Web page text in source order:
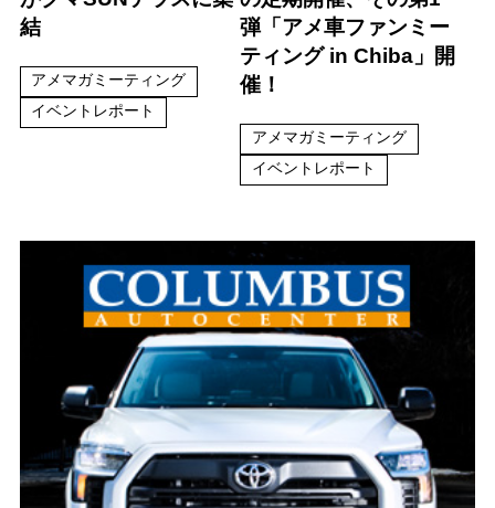
結
アメマガミーティング
イベントレポート
弾「アメ車ファンミー
ティング in Chiba」開
催！
アメマガミーティング
イベントレポート